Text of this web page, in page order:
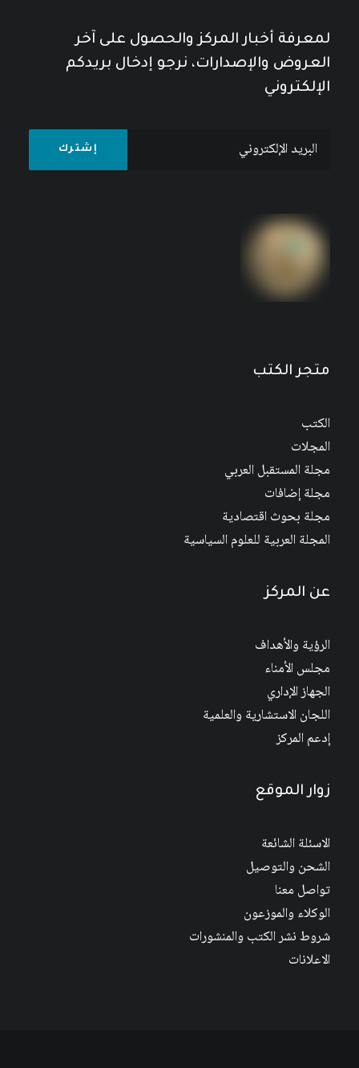
لمعرفة أخبار المركز والحصول على آخر
العروض والإصدارات، نرجو إدخال بريدكم
الإلكتروني
متجر الكتب
الكتب
المجلات
مجلة المستقبل العربي
مجلة إضافات
مجلة بحوث اقتصادية
المجلة العربية للعلوم السياسية
عن المركز
الرؤية والأهداف
مجلس الأمناء
الجهاز الإداري
اللجان الاستشارية والعلمية
إدعم المركز
زوار الموقع
الاسئلة الشائعة
الشحن والتوصيل
تواصل معنا
الوكلاء والموزعون
شروط نشر الكتب والمنشورات
الاعلانات